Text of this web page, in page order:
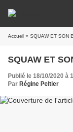
Accueil » SQUAW ET SON
SQUAW ET
Publié le 18/10/2020 à
Par Régine Peltier